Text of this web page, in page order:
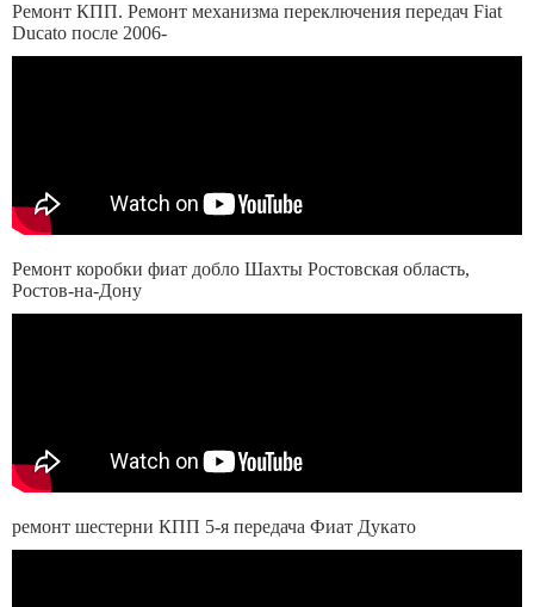
Ремонт КПП. Ремонт механизма переключения передач Fiat
Ducato после 2006-
Ремонт коробки фиат добло Шахты Ростовская область,
Ростов-на-Дону
ремонт шестерни КПП 5-я передача Фиат Дукато